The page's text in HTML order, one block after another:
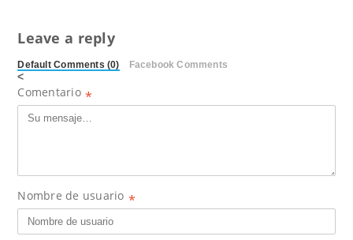
Leave a reply
Default Comments (0) Facebook Comments
<
Comentario *
Nombre de usuario *